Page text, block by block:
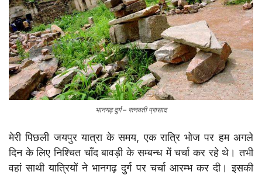
भानगढ़ दुर्ग – रत्नवती प्रासाद
मेरी पिछली जयपुर यात्रा के समय, एक रात्रि भोज पर हम अगले
दिन के लिए निश्चित चाँद बावड़ी के सम्बन्ध में चर्चा कर रहे थे। तभी
वहां साथी यात्रियों ने भानगढ़ दुर्ग पर चर्चा आरम्भ कर दी। इसकी